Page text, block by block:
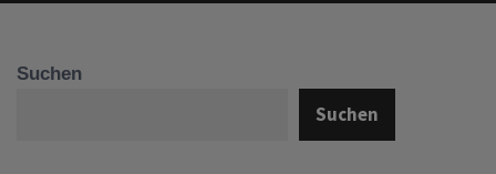
Suchen
Suchen